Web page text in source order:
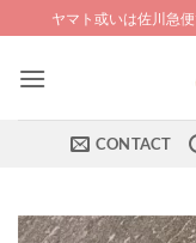
to
content
ヤマト或いは佐川急
CONTACT